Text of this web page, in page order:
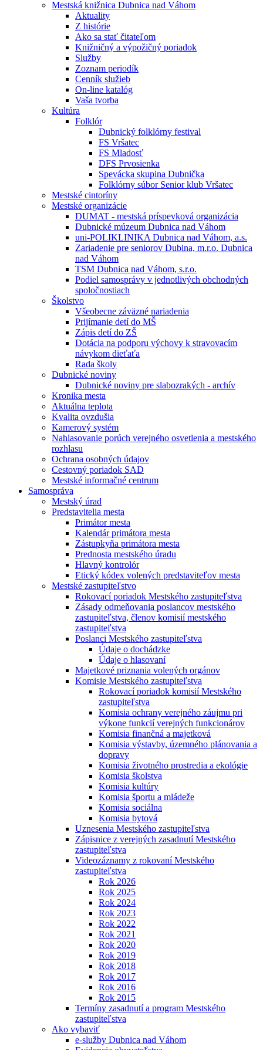
Mestská knižnica Dubnica nad Váhom
Aktuality
Z histórie
Ako sa stať čitateľom
Knižničný a výpožičný poriadok
Služby
Zoznam periodík
Cenník služieb
On-line katalóg
Vaša tvorba
Kultúra
Folklór
Dubnický folklórny festival
FS Vršatec
FS Mladosť
DFS Prvosienka
Spevácka skupina Dubnička
Folklórny súbor Senior klub Vršatec
Mestské cintoríny
Mestské organizácie
DUMAT - mestská príspevková organizácia
Dubnické múzeum Dubnica nad Váhom
uni-POLIKLINIKA Dubnica nad Váhom, a.s.
Zariadenie pre seniorov Dubina, m.r.o. Dubnica
nad Váhom
TSM Dubnica nad Váhom, s.r.o.
Podiel samosprávy v jednotlivých obchodných
spoločnostiach
Školstvo
Všeobecne záväzné nariadenia
Prijímanie detí do MŠ
Zápis detí do ZŠ
Dotácia na podporu výchovy k stravovacím
návykom dieťaťa
Rada školy
Dubnické noviny
Dubnické noviny pre slabozrakých - archív
Kronika mesta
Aktuálna teplota
Kvalita ovzdušia
Kamerový systém
Nahlasovanie porúch verejného osvetlenia a mestského
rozhlasu
Ochrana osobných údajov
Cestovný poriadok SAD
Mestské informačné centrum
Samospráva
Mestský úrad
Predstavitelia mesta
Primátor mesta
Kalendár primátora mesta
Zástupkyňa primátora mesta
Prednosta mestského úradu
Hlavný kontrolór
Etický kódex volených predstaviteľov mesta
Mestské zastupiteľstvo
Rokovací poriadok Mestského zastupiteľstva
Zásady odmeňovania poslancov mestského
zastupiteľstva, členov komisií mestského
zastupiteľstva
Poslanci Mestského zastupiteľstva
Údaje o dochádzke
Údaje o hlasovaní
Majetkové priznania volených orgánov
Komisie Mestského zastupiteľstva
Rokovací poriadok komisií Mestského
zastupiteľstva
Komisia ochrany verejného záujmu pri
výkone funkcií verejných funkcionárov
Komisia finančná a majetková
Komisia výstavby, územného plánovania a
dopravy
Komisia životného prostredia a ekológie
Komisia školstva
Komisia kultúry
Komisia športu a mládeže
Komisia sociálna
Komisia bytová
Uznesenia Mestského zastupiteľstva
Zápisnice z verejných zasadnutí Mestského
zastupiteľstva
Videozáznamy z rokovaní Mestského
zastupiteľstva
Rok 2026
Rok 2025
Rok 2024
Rok 2023
Rok 2022
Rok 2021
Rok 2020
Rok 2019
Rok 2018
Rok 2017
Rok 2016
Rok 2015
Termíny zasadnutí a program Mestského
zastupiteľstva
Ako vybaviť
e-služby Dubnica nad Váhom